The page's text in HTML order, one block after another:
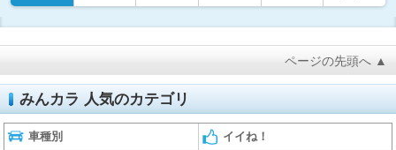
ページの先頭へ ▲
みんカラ 人気のカテゴリ
車種別 イイね！